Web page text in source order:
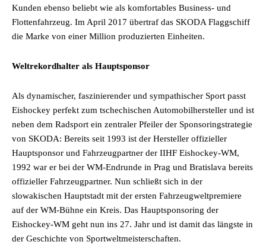
Kunden ebenso beliebt wie als komfortables Business- und
Flottenfahrzeug. Im April 2017 übertraf das SKODA Flaggschiff
die Marke von einer Million produzierten Einheiten.
Weltrekordhalter als Hauptsponsor
Als dynamischer, faszinierender und sympathischer Sport passt
Eishockey perfekt zum tschechischen Automobilhersteller und ist
neben dem Radsport ein zentraler Pfeiler der Sponsoringstrategie
von SKODA: Bereits seit 1993 ist der Hersteller offizieller
Hauptsponsor und Fahrzeugpartner der IIHF Eishockey-WM,
1992 war er bei der WM-Endrunde in Prag und Bratislava bereits
offizieller Fahrzeugpartner. Nun schließt sich in der
slowakischen Hauptstadt mit der ersten Fahrzeugweltpremiere
auf der WM-Bühne ein Kreis. Das Hauptsponsoring der
Eishockey-WM geht nun ins 27. Jahr und ist damit das längste in
der Geschichte von Sportweltmeisterschaften.